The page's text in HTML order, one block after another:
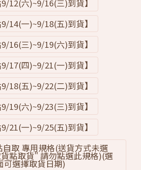
12(六)~9/16(三)到貨】
14(一)~9/18(五)到貨】
16(三)~9/19(六)到貨】
17(四)~9/21(一)到貨】
18(五)~9/22(二)到貨】
19(六)~9/23(三)到貨】
21(一)~9/25(五)到貨】
取 專用規格(送貨方式未選
點取貨" 請勿點選此規格)(選
可選擇取貨日期)